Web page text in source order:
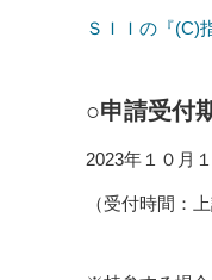
ＳＩＩの『(C)
○申請受付
2023年１０月
（受付時間：